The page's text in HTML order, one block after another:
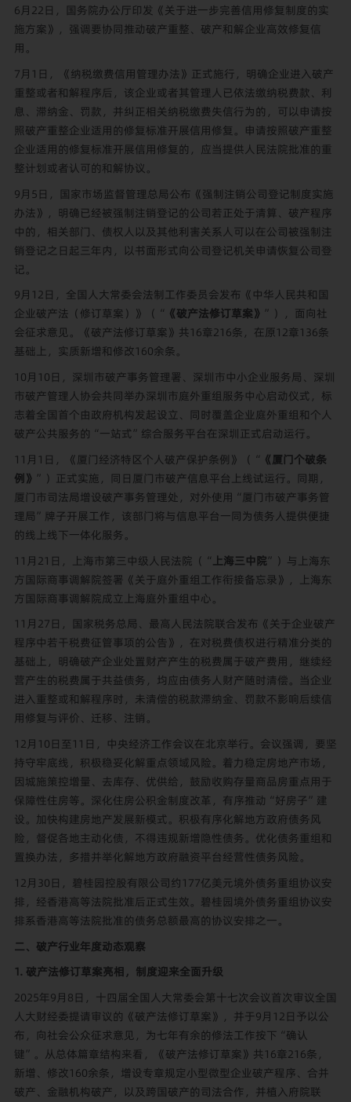
6月22日，国务院办公厅印发《关于进一步完善信用修复制度的实
施方案》，强调要协同推动破产重整、破产和解企业高效修复信
用。
7月1日，《纳税缴费信用管理办法》正式施行，明确企业进入破产
重整或者和解程序后，该企业或者其管理人已依法缴纳税费款、利
息、滞纳金、罚款，并纠正相关纳税缴费失信行为的，可以申请按
照破产重整企业适用的修复标准开展信用修复。申请按照破产重整
企业适用的修复标准开展信用修复的，应当提供人民法院批准的重
整计划或者认可的和解协议。
9月5日，国家市场监督管理总局公布《强制注销公司登记制度实施
办法》，明确已经被强制注销登记的公司若正处于清算、破产程序
中的，相关部门、债权人以及其他利害关系人可以在公司被强制注
销登记之日起三年内，以书面形式向公司登记机关申请恢复公司登
记。
9月12日，全国人大常委会法制工作委员会发布《中华人民共和国
企业破产法（修订草案）》（“ 《破产法修订草案》 ”），面向社
会征求意见。《破产法修订草案》共16章216条，在原12章136条
基础上，实质新增和修改160余条。
10月10日，深圳市破产事务管理署、深圳市中小企业服务局、深圳
市破产管理人协会共同举办深圳市庭外重组服务中心启动仪式，标
志着全国首个由政府机构发起设立、同时覆盖企业庭外重组和个人
破产公共服务的“一站式”综合服务平台在深圳正式启动运行。
11月1日，《厦门经济特区个人破产保护条例》（“ 《厦门个破条
例》 ”）正式实施，同日厦门市破产信息平台上线试运行。同期，
厦门市司法局增设破产事务管理处，对外使用“厦门市破产事务管
理局”牌子开展工作，该部门将与信息平台一同为债务人提供便捷
的线上线下一体化服务。
11月21日，上海市第三中级人民法院（“上海三中院”）与上海东
方国际商事调解院签署《关于庭外重组工作衔接备忘录》，上海东
方国际商事调解院成立上海庭外重组中心。
11月27日，国家税务总局、最高人民法院联合发布《关于企业破产
程序中若干税费征管事项的公告》，在对税费债权进行精准分类的
基础上，明确破产企业处置财产产生的税费属于破产费用，继续经
营产生的税费属于共益债务，均应由债务人财产随时清偿。当企业
进入重整或和解程序时，未清偿的税款滞纳金、罚款不影响后续信
用修复与评价、迁移、注销。
12月10日至11日，中央经济工作会议在北京举行。会议强调，要坚
持守牢底线，积极稳妥化解重点领域风险。着力稳定房地产市场，
因城施策控增量、去库存、优供给，鼓励收购存量商品房重点用于
保障性住房等。深化住房公积金制度改革，有序推动“好房子”建
设。加快构建房地产发展新模式。积极有序化解地方政府债务风
险，督促各地主动化债，不得违规新增隐性债务。优化债务重组和
置换办法，多措并举化解地方政府融资平台经营性债务风险。
12月30日，碧桂园控股有限公司约177亿美元境外债务重组协议安
排，经香港高等法院批准后正式生效。碧桂园境外债务重组协议安
排系香港高等法院批准的债务总额最高的协议安排之一。
二、破产行业年度动态观察
1. 破产法修订草案亮相，制度迎来全面升级
2025年9月8日，十四届全国人大常委会第十七次会议首次审议全国
人大财经委提请审议的《破产法修订草案》，并于9月12日予以公
布，向社会公众征求意见，为七年有余的修法工作按下“确认
键”。从总体篇章结构来看，《破产法修订草案》共16章216条，
新增、修改160余条，增设专章规定小型微型企业破产程序、合并
破产、金融机构破产，以及跨国破产的司法合作，并植入府院联